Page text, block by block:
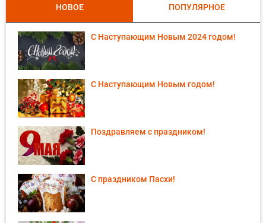
НОВОЕ ПОПУЛЯРНОЕ
С Наступающим Новым 2024 годом!
С Наступающим Новым годом!
Поздравляем с праздником!
С праздником Пасхи!